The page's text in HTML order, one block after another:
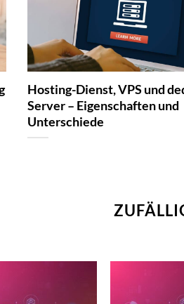
Hosting-Dienst, VPS und
Server – Eigenschaften und
Unterschiede